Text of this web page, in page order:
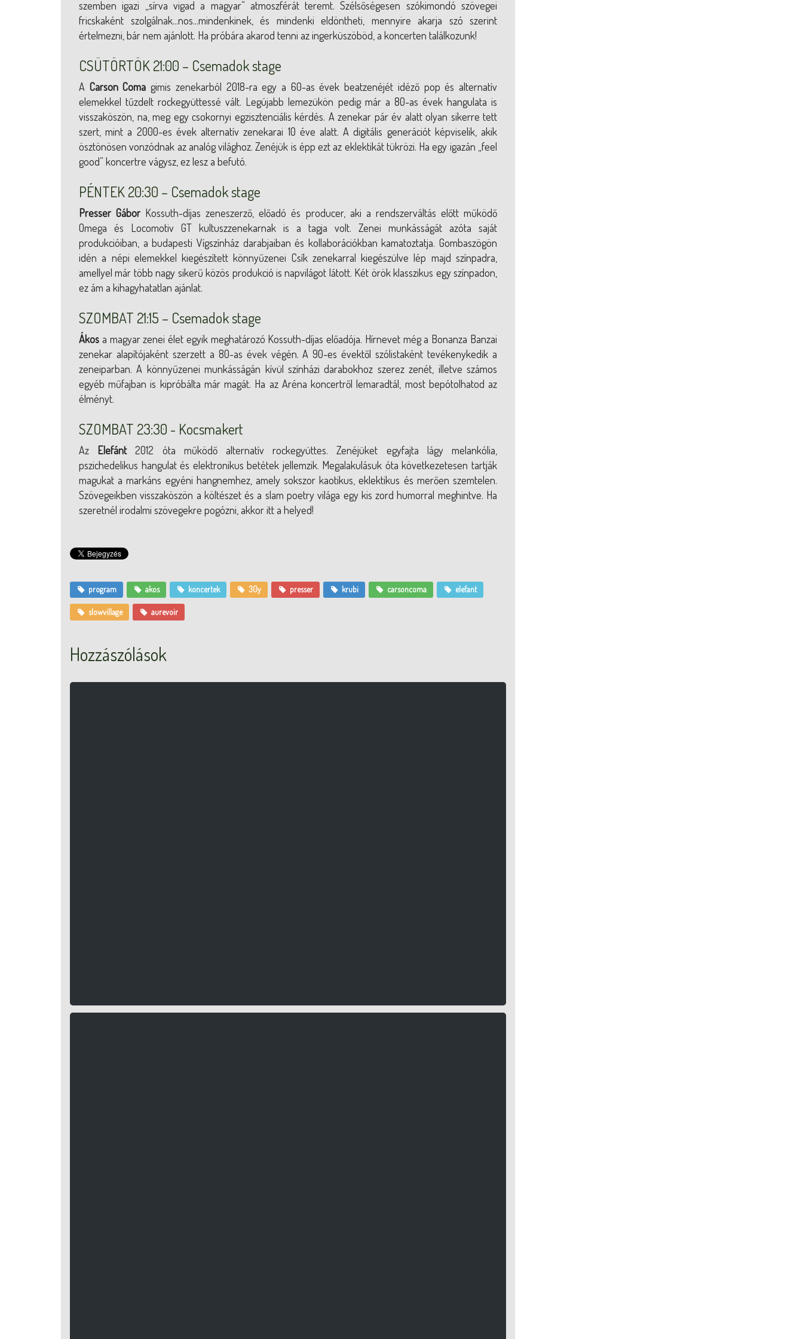
szemben igazi „sírva vigad a magyar” atmoszférát teremt. Szélsőségesen szókimondó szövegei
fricskaként szolgálnak...nos...mindenkinek, és mindenki eldöntheti, mennyire akarja szó szerint
értelmezni, bár nem ajánlott. Ha próbára akarod tenni az ingerküszöböd, a koncerten találkozunk!
CSÜTÖRTÖK 21:00 – Csemadok stage
A Carson Coma gimis zenekarból 2018-ra egy a 60-as évek beatzenéjét idéző pop és alternatív
elemekkel tűzdelt rockegyüttessé vált. Legújabb lemezükön pedig már a 80-as évek hangulata is
visszaköszön, na, meg egy csokornyi egzisztenciális kérdés. A zenekar pár év alatt olyan sikerre tett
szert, mint a 2000-es évek alternatív zenekarai 10 éve alatt. A digitális generációt képviselik, akik
ösztönösen vonzódnak az analóg világhoz. Zenéjük is épp ezt az eklektikát tükrözi. Ha egy igazán „feel
good” koncertre vágysz, ez lesz a befutó.
PÉNTEK 20:30 – Csemadok stage
Presser Gábor Kossuth-díjas zeneszerző, előadó és producer, aki a rendszerváltás előtt működő
Omega és Locomotiv GT kultuszzenekarnak is a tagja volt. Zenei munkásságát azóta saját
produkcióiban, a budapesti Vígszínház darabjaiban és kollaborációkban kamatoztatja. Gombaszögön
idén a népi elemekkel kiegészített könnyűzenei Csík zenekarral kiegészülve lép majd színpadra,
amellyel már több nagy sikerű közös produkció is napvilágot látott. Két örök klasszikus egy színpadon,
ez ám a kihagyhatatlan ajánlat.
SZOMBAT 21:15 – Csemadok stage
Ákos a magyar zenei élet egyik meghatározó Kossuth-díjas előadója. Hírnevet még a Bonanza Banzai
zenekar alapítójaként szerzett a 80-as évek végén. A 90-es évektől szólistaként tevékenykedik a
zeneiparban. A könnyűzenei munkásságán kívül színházi darabokhoz szerez zenét, illetve számos
egyéb műfajban is kipróbálta már magát. Ha az Aréna koncertről lemaradtál, most bepótolhatod az
élményt.
SZOMBAT 23:30 - Kocsmakert
Az Elefánt2012 óta működő alternatív rockegyüttes. Zenéjüket egyfajta lágy melankólia,
pszichedelikus hangulat és elektronikus betétek jellemzik. Megalakulásuk óta következetesen tartják
magukat a markáns egyéni hangnemhez, amely sokszor kaotikus, eklektikus és merően szemtelen.
Szövegeikben visszaköszön a költészet és a slam poetry világa egy kis zord humorral meghintve. Ha
szeretnél irodalmi szövegekre pogózni, akkor itt a helyed!
program akos koncertek 30y presser krubi carsoncoma elefant
slowvillage aurevoir
Hozzászólások